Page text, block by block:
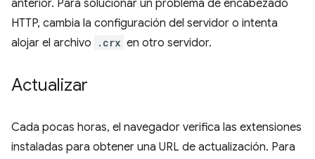
anterior. Para solucionar un problema de encabezado
HTTP, cambia la configuración del servidor o intenta
alojar el archivo
.crx en otro servidor.
Actualizar
Cada pocas horas, el navegador verifica las extensiones
instaladas para obtener una URL de actualización. Para